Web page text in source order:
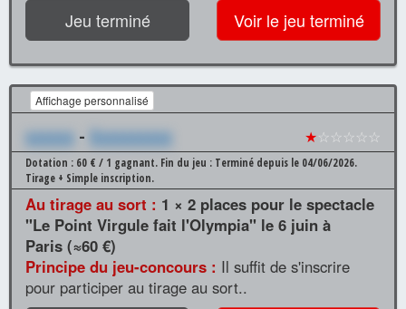
Jeu terminé Voir le jeu terminé
Affichage personnalisé
xxxxxx - Xxxxxxxxxx ★☆☆☆☆☆
Dotation : 60 € / 1 gagnant. Fin du jeu : Terminé depuis le 04/06/2026.
Tirage + Simple inscription.
Au tirage au sort : 1 × 2 places pour le spectacle
"Le Point Virgule fait l'Olympia" le 6 juin à
Paris (≈60 €)
Principe du jeu-concours : Il suffit de s'inscrire
pour participer au tirage au sort..